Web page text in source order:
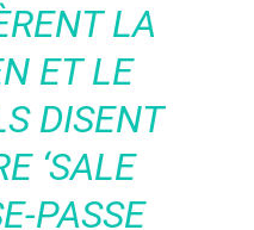
LA
ET LE
DISENT
‘SALE
PASSE